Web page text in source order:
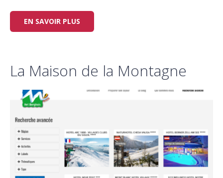
EN SAVOIR PLUS
La Maison de la Montagne